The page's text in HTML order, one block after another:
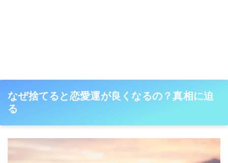
なぜ捨てると恋愛運が良くなるの？真相に迫
る